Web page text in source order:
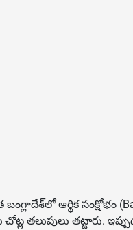
ఆర్థిక
తలుపులు తట్టారు.